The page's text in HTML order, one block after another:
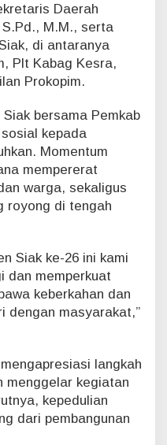
Daerah
M.M., serta
di antaranya
Plt Kabag Kesra,
Prokopim.
bersama Pemkab
kepada
Momentum
mempererat
warga, sekaligus
royong di tengah
Siak ke-26 ini kami
dan memperkuat
keberkahan dan
dengan masyarakat,”
langkah
menggelar kegiatan
kepedulian
dari pembangunan